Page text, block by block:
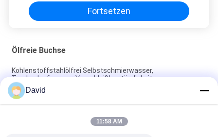
Fortsetzen
Ölfreie Buchse
Kohlenstoffstahlölfrei Selbstschmierwasser,
Trockenlaufwasser, Verschleißbeständigkeit
Anti-Wear Öl-freien Bushing mit PTFE Bronze Bushing Bronze
Mesh mit PTFE Bushings
Lärmarmer ölimprägnierter Bronzebuchsen-Selbst, der Bush-
David
11:58 AM